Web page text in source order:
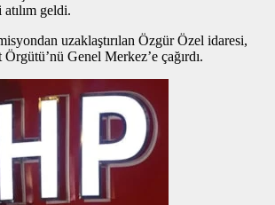
geldi.
uzaklaştırılan Özgür Özel idaresi,
Genel Merkez’e çağırdı.